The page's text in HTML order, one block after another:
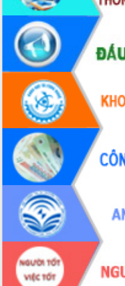
liệu và Bản đồ số
Tập huấn ứng dụng trí tuệ nhân tạo (AI)
trong thương mại điện tử năm 2026
Đoàn đại biểu Quốc hội tỉnh Đắk Lắk
trao đổi thông tin trước Kỳ họp thứ
nhất, Quốc hội khóa XVI
Quyết liệt cải cách hành chính, khơi
thông nguồn lực phát triển
Nâng cao hiệu lực, hiệu quả HĐND
tỉnh thông qua hiện đại hóa hành chính
Xã Ea Phê gắn cải cách hành chính với
chuyển đổi số
Phó Chủ tịch Thường trực UBND tỉnh
Hồ Thị Nguyên Thảo làm việc tại Trung
tâm Phục vụ hành chính công xã Ea
Phê
Xây dựng nền hành chính số đồng
hành cùng nông dân dân, doanh nghiệp
Giai đoạn 2026-2030, Đắk Lắk phấn
đấu có 77% xã đạt chuẩn nông thôn
mới